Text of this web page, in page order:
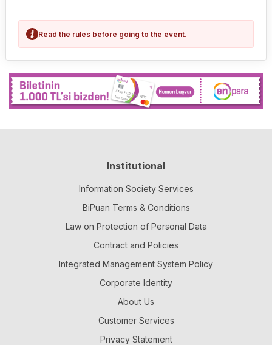
Read the rules before going to the event.
Institutional
Information Society Services
BiPuan Terms & Conditions
Law on Protection of Personal Data
Contract and Policies
Integrated Management System Policy
Corporate Identity
About Us
Customer Services
Privacy Statement